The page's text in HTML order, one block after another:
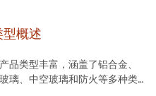
概述
品类型丰富，涵盖了铝合金、
璃、中空玻璃和防火等多种类